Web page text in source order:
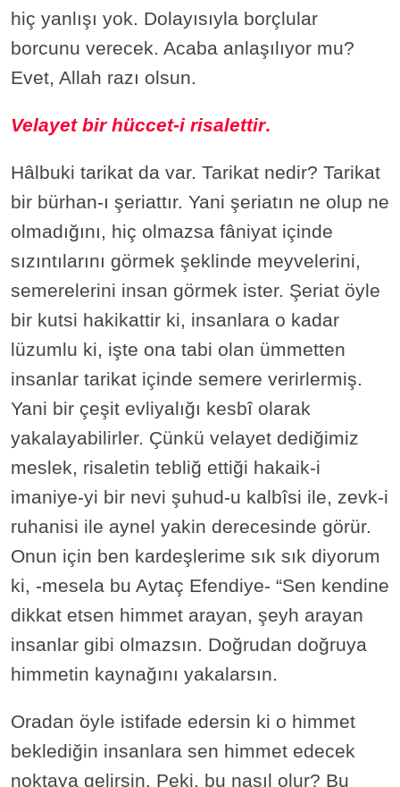
hiç yanlışı yok. Dolayısıyla borçlular
borcunu verecek. Acaba anlaşılıyor mu?
Evet, Allah razı olsun.
Velayet bir hüccet-i risalettir.
Hâlbuki tarikat da var. Tarikat nedir? Tarikat
bir bürhan-ı şeriattır. Yani şeriatın ne olup ne
olmadığını, hiç olmazsa fâniyat içinde
sızıntılarını görmek şeklinde meyvelerini,
semerelerini insan görmek ister. Şeriat öyle
bir kutsi hakikattir ki, insanlara o kadar
lüzumlu ki, işte ona tabi olan ümmetten
insanlar tarikat içinde semere verirlermiş.
Yani bir çeşit evliyalığı kesbî olarak
yakalayabilirler. Çünkü velayet dediğimiz
meslek, risaletin tebliğ ettiği hakaik-i
imaniye-yi bir nevi şuhud-u kalbîsi ile, zevk-i
ruhanisi ile aynel yakin derecesinde görür.
Onun için ben kardeşlerime sık sık diyorum
ki, -mesela bu Aytaç Efendiye- “Sen kendine
dikkat etsen himmet arayan, şeyh arayan
insanlar gibi olmazsın. Doğrudan doğruya
himmetin kaynağını yakalarsın.
Oradan öyle istifade edersin ki o himmet
beklediğin insanlara sen himmet edecek
noktaya gelirsin. Peki, bu nasıl olur? Bu